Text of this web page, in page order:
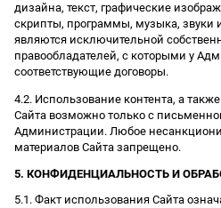
дизайна, текст, графические
скрипты, программы, музыка, звуки
являются исключительной
правообладателей, с которыми у
соответствующие договоры.
4.2. Использование контента, а
Сайта возможно только с
Администрации. Любое
материалов Сайта запрещено.
5. КОНФИДЕНЦИАЛЬНОСТЬ И
5.1. Факт использования Сайта